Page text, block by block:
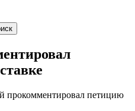
прокомментировал петицию